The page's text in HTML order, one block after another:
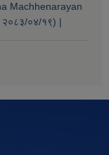
Machhenarayan
२०८३/०४/१९) |